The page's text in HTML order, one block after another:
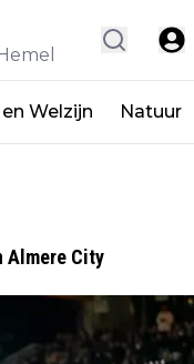
Welzijn Natuur
Almere City